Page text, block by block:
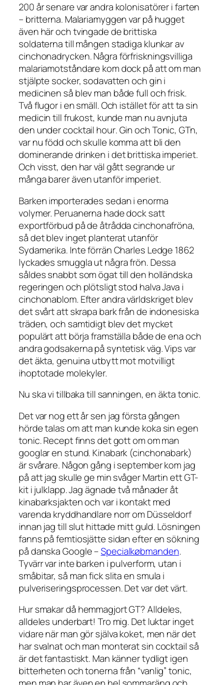
200 år senare var andra kolonisatörer i farten
– britterna. Malariamyggen var på hugget
även här och tvingade de brittiska
soldaterna till mången stadiga klunkar av
cinchonadrycken. Några förfriskningsvilliga
malariamotståndare kom dock på att om man
stjälpte socker, sodavatten och gin i
medicinen så blev man både full och frisk.
Två flugor i en smäll. Och istället för att ta sin
medicin till frukost, kunde man nu avnjuta
den undercocktail hour. Gin och Tonic, GTn,
var nu född och skulle komma att bli den
dominerande drinken i det brittiska imperiet.
Och visst, den har väl gått segrande ur
många barer även utanför imperiet.
Barken importerades sedan i enorma
volymer. Peruanerna hade dock satt
exportförbud på de åtrådda cinchonafröna,
så det blev inget planterat utanför
Sydamerika. Inte förrän Charles Ledge 1862
lyckades smuggla ut några frön. Dessa
såldes snabbt som ögat till den holländska
regeringen och plötsligt stod halva Java i
cinchonablom. Efter andra världskriget blev
det svårt att skrapa bark från de indonesiska
träden, och samtidigt blev det mycket
populärt att börja framställa både de ena och
andra godsakerna på syntetisk väg. Vips var
det äkta, genuina utbytt mot motvilligt
ihoptotade molekyler.
Nu ska vi tillbaka till sanningen, en äkta tonic.
Det var nog ett år sen jag första gången
hörde talas om att man kunde koka sin egen
tonic. Recept finns det gott om om man
googlar en stund. Kinabark (cinchonabark)
är svårare. Någon gång i september kom jag
på att jag skulle ge min svåger Martin ett GT-
kit i julklapp. Jag ägnade två månader åt
kinabarksjakten och var i kontakt med
varenda kryddhandlare norr om Düsseldorf
innan jag till slut hittade mitt guld. Lösningen
fanns på femtiosjätte sidan efter en sökning
på danska Google –Specialkøbmanden.
Tyvärr var inte barken i pulverform, utan i
småbitar, så man fick slita en smula i
pulveriseringsprocessen. Det var det värt.
Hur smakar då hemmagjort GT? Alldeles,
alldeles underbart! Tro mig. Det luktar inget
vidare när man gör själva koket, men när det
har svalnat och man monterat sin cocktail så
är det fantastiskt. Man känner tydligt igen
bitterheten och tonerna från “vanlig” tonic,